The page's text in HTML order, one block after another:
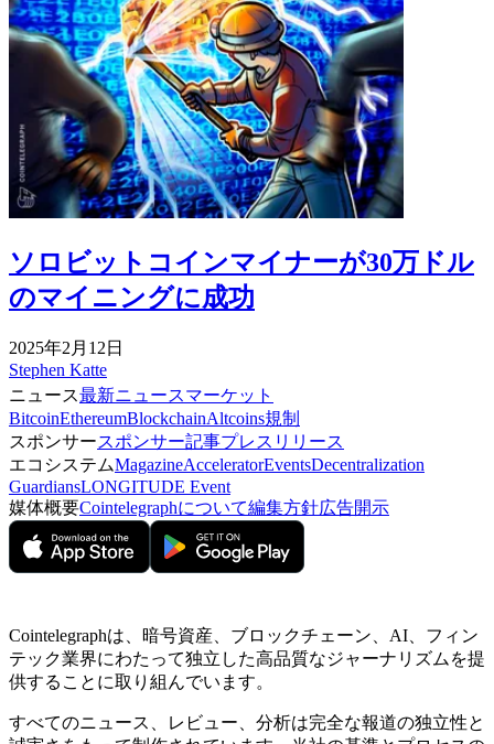
ソロビットコインマイナーが30万ドル
のマイニングに成功
2025年2月12日
Stephen Katte
ニュース最新ニュースマーケット
BitcoinEthereumBlockchainAltcoins規制
スポンサースポンサー記事プレスリリース
エコシステムMagazineAcceleratorEventsDecentralization
GuardiansLONGITUDE Event
媒体概要Cointelegraphについて編集方針広告開示
Cointelegraphは、暗号資産、ブロックチェーン、AI、フィン
テック業界にわたって独立した高品質なジャーナリズムを提
供することに取り組んでいます。
すべてのニュース、レビュー、分析は完全な報道の独立性と